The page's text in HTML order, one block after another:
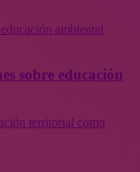
ambiental
sobre educación
territorial como